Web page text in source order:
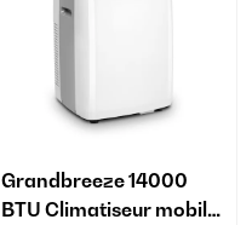
Grandbreeze 14000
BTU Climatiseur mobile